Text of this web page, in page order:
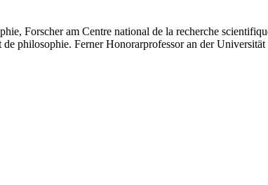
Forscher am Centre national de la recherche
philosophie. Ferner Honorarprofessor an der